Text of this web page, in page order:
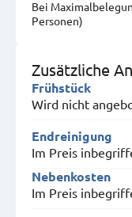
Bei
Personen)
Zusätzliche
Frühstück
Wird nicht
Endreinigung
Im Preis
Nebenkosten
Im Preis